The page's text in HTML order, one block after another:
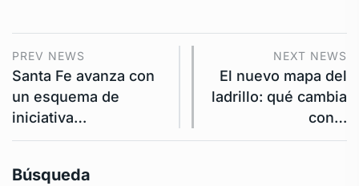
PREV NEWS
Santa Fe avanza con
un esquema de
iniciativa…
NEXT NEWS
El nuevo mapa del
ladrillo: qué cambia
con…
Búsqueda